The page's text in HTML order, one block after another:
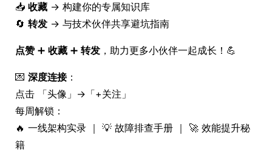
📥 收藏 → 构建你的专属知识库
🔄 转发 → 与技术伙伴共享避坑指南
点赞➕ 收藏 ➕ 转发 ，助力更多小伙伴一起成长！💪
💌 深度连接：
点击 「头像」→「+关注」
每周解锁：
🔥 一线架构实录 ｜ 💡 故障排查手册 ｜ 🚀 效能提升秘
籍